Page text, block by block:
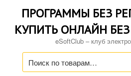
ПРОГРАММЫ БЕЗ
КУПИТЬ ОНЛАЙН
eSoftClub – клуб
Искать: